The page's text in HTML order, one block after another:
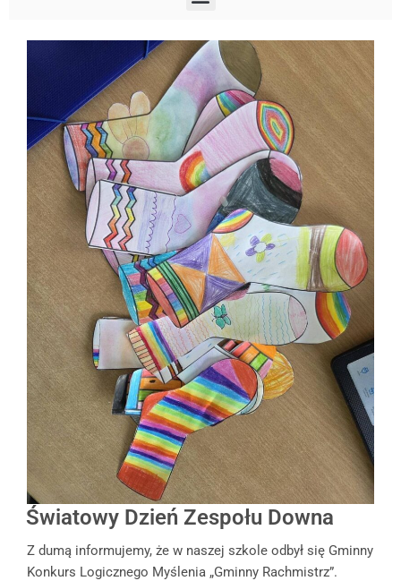
Światowy Dzień Zespołu Downa
Z dumą informujemy, że w naszej szkole odbył się Gminny
Konkurs Logicznego Myślenia „Gminny Rachmistrz”.